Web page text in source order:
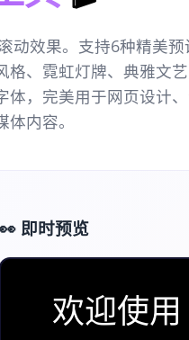
动效果。支持6种精美预
、霓虹灯牌、典雅文艺
体，完美用于网页设计
内容。
👀 即时预览
欢迎使用